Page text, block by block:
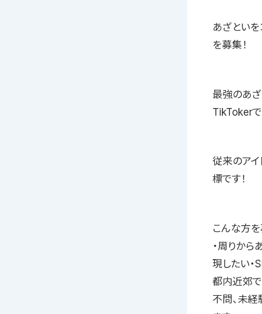
あざといを
を募集！
最強のあ
TikToker
従来のア
標です！
こんな方
・周りから
現したい・
都内近郊
不問、未